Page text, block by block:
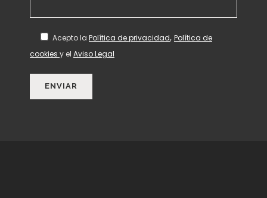
Aceptola Política de privacidad, Política de
cookies y el Aviso Legal